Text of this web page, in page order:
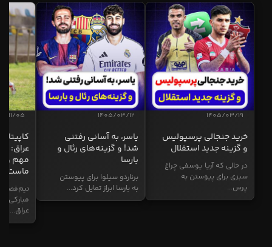
1405/03/19
خرید جنجالی پرسپولیس
و گزینه جدید استقلال
در حالی که آریا یوسفی چراغ
سبزی برای پیوستن به
پرس...
1405/03/12
یاسر، به آسانی رفتنی
شد! و گزینه‌های رئال و
بارسا
برناردو سیلوا برای پیوستن
به بارسا ابراز تمایل کرد...
11/05
عراق:
مهم و
ماست
نیم‌فصل
مبارکی
عراق...